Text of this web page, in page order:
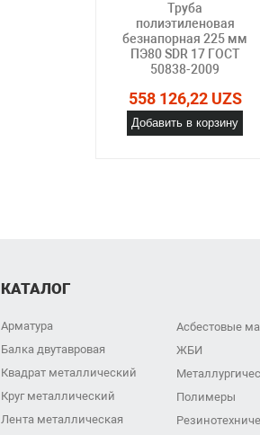
Труба
полиэтиленовая
безнапорная 225 мм
ПЭ80 SDR 17 ГОСТ
50838-2009
558 126,22 UZS
Добавить в корзину
КАТАЛОГ
Арматура
Балка двутавровая
Квадрат металлический
Круг металлический
Лента металлическая
Асбестовые
ЖБИ
Полимеры